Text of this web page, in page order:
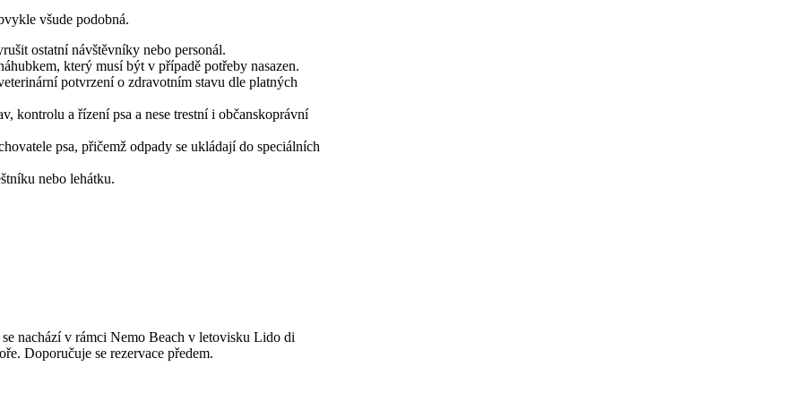
všude podobná.
ostatní návštěvníky nebo personál.
který musí být v případě potřeby nasazen.
potvrzení o zdravotním stavu dle platných
kontrolu a řízení psa a nese trestní i občanskoprávní
psa, přičemž odpady se ukládají do speciálních
nebo lehátku.
nachází v rámci Nemo Beach v letovisku Lido di
Doporučuje se rezervace předem.